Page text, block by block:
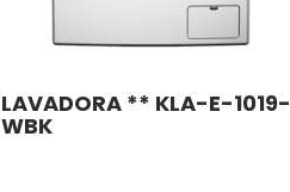
LAVADORA ** KLA-E-1019-
WBK